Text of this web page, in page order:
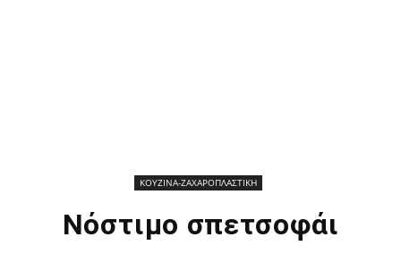
ΚΟΥΖΙΝΑ-ΖΑΧΑΡΟΠΛΑΣΤΙΚΗ
Νόστιμο σπετσοφάι